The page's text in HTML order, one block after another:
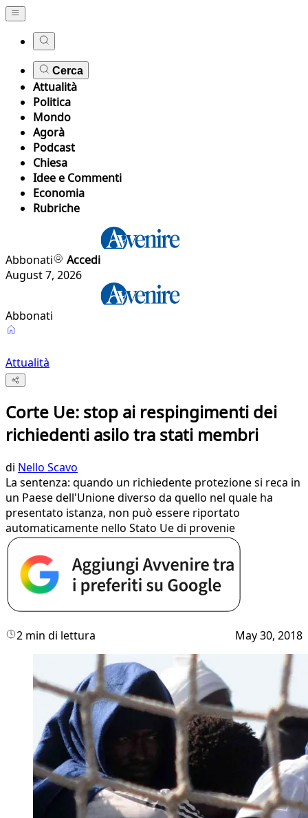
Cerca
Attualità
Politica
Mondo
Agorà
Podcast
Chiesa
Idee e Commenti
Economia
Rubriche
Abbonati
Accedi
August 7, 2026
Abbonati
Attualità
Corte Ue: stop ai respingimenti dei
richiedenti asilo tra stati membri
di Nello Scavo
La sentenza: quando un richiedente protezione si reca in
un Paese dell'Unione diverso da quello nel quale ha
presentato istanza, non può essere riportato
automaticamente nello Stato Ue di provenie
2 min di lettura May 30, 2018